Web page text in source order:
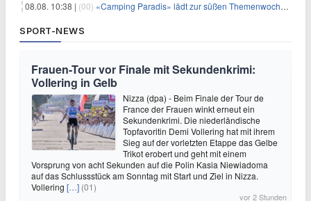
08.08. 10:38 | (00) «Camping Paradis» lädt zur süßen Themenwoche ein
SPORT-NEWS
Frauen-Tour vor Finale mit Sekundenkrimi:
Vollering in Gelb
Nizza (dpa) - Beim Finale der Tour de
France der Frauen winkt erneut ein
Sekundenkrimi. Die niederländische
Topfavoritin Demi Vollering hat mit ihrem
Sieg auf der vorletzten Etappe das Gelbe
Trikot erobert und geht mit einem
Vorsprung von acht Sekunden auf die Polin Kasia Niewiadoma
auf das Schlussstück am Sonntag mit Start und Ziel in Nizza.
Vollering […] (01)
vor 2 Stunden